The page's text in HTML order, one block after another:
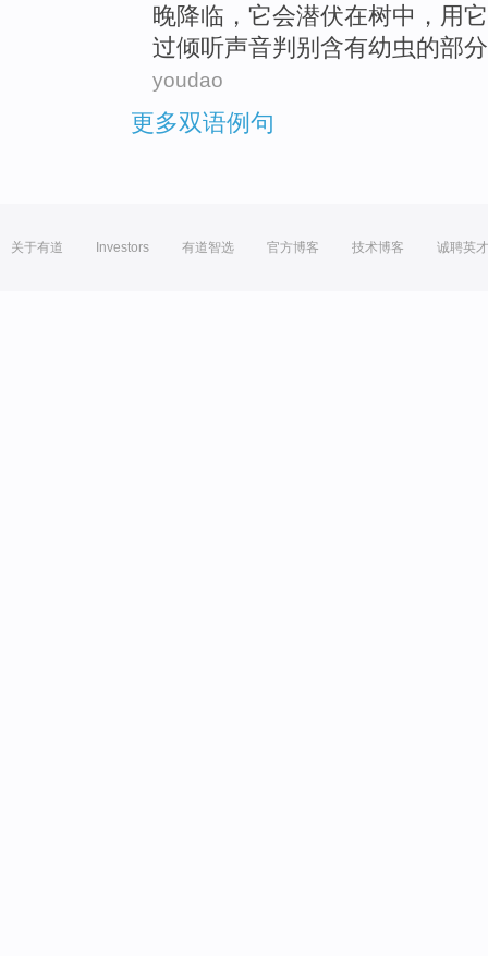
晚降临，它会潜伏在树中 ， 用
过倾听声音判别含有幼虫的部
youdao
更多双语例句
关于有道 Investors 有道智选 官方博客 技术博客 诚聘英才